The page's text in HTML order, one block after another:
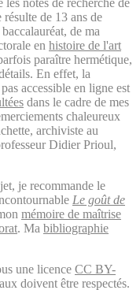
notes de recherche de
de 13 ans de
de ma
en histoire de l'art
paraître hermétique,
En effet, la
accessible en ligne est
dans le cadre de mes
chaleureux
archiviste au
Didier Prioul,
je recommande le
Le goût de
mémoire de maîtrise
. Ma bibliographie
une licence CC BY-
doivent être respectés.